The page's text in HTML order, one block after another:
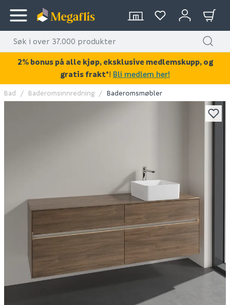
KAN DISSE VÆRE AV INTERESSE?
Purus forhøyning 13
mm for stålklemring
Megaplan
avrettingsmasse 20kg
Bad Baderomsinnredning Baderomsmøbler
2% bonus på alle kjøp, eksklusive medlemskupp, og
gratis frakt*! Bli medlem her!